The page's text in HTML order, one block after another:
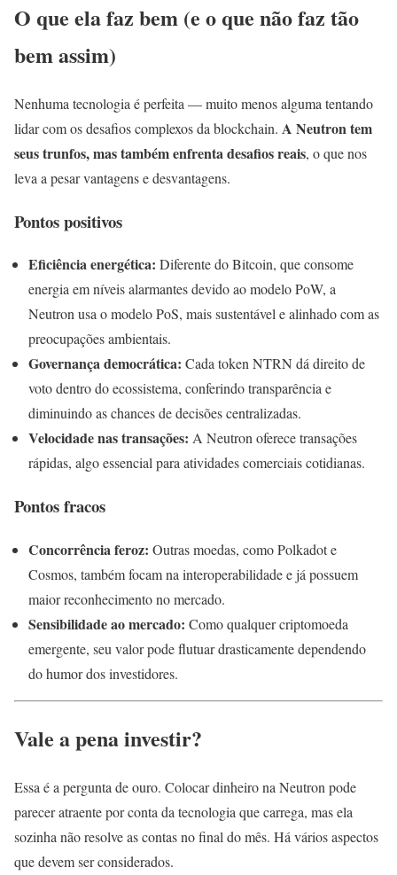
O que ela faz bem (e o que não faz tão
bem assim)
Nenhuma tecnologia é perfeita — muito menos alguma tentando
lidar com os desafios complexos da blockchain. A Neutron tem
seus trunfos, mas também enfrenta desafios reais, o que nos
leva a pesar vantagens e desvantagens.
Pontos positivos
Eficiência energética: Diferente do Bitcoin, que consome
energia em níveis alarmantes devido ao modelo PoW, a
Neutron usa o modelo PoS, mais sustentável e alinhado com as
preocupações ambientais.
Governança democrática: Cada token NTRN dá direito de
voto dentro do ecossistema, conferindo transparência e
diminuindo as chances de decisões centralizadas.
Velocidade nas transações: A Neutron oferece transações
rápidas, algo essencial para atividades comerciais cotidianas.
Pontos fracos
Concorrência feroz: Outras moedas, como Polkadot e
Cosmos, também focam na interoperabilidade e já possuem
maior reconhecimento no mercado.
Sensibilidade ao mercado: Como qualquer criptomoeda
emergente, seu valor pode flutuar drasticamente dependendo
do humor dos investidores.
Vale a pena investir?
Essa é a pergunta de ouro. Colocar dinheiro na Neutron pode
parecer atraente por conta da tecnologia que carrega, mas ela
sozinha não resolve as contas no final do mês. Há vários aspectos
que devem ser considerados.